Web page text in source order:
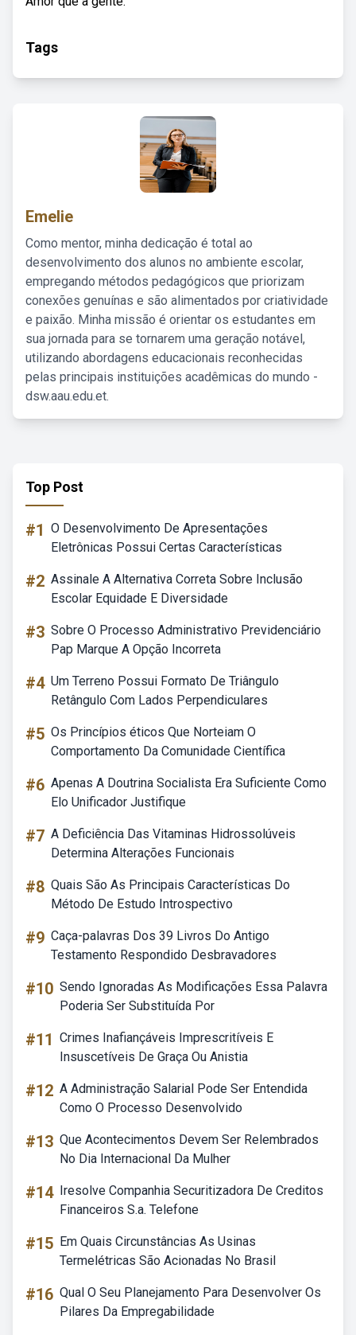
Tags
Emelie
Como mentor, minha dedicação é total ao
desenvolvimento dos alunos no ambiente escolar,
empregando métodos pedagógicos que priorizam
conexões genuínas e são alimentados por criatividade
e paixão. Minha missão é orientar os estudantes em
sua jornada para se tornarem uma geração notável,
utilizando abordagens educacionais reconhecidas
pelas principais instituições acadêmicas do mundo -
dsw.aau.edu.et.
Top Post
#1 O Desenvolvimento De Apresentações
Eletrônicas Possui Certas Características
#2 Assinale A Alternativa Correta Sobre Inclusão
Escolar Equidade E Diversidade
#3 Sobre O Processo Administrativo Previdenciário
Pap Marque A Opção Incorreta
#4 Um Terreno Possui Formato De Triângulo
Retângulo Com Lados Perpendiculares
#5 Os Princípios éticos Que Norteiam O
Comportamento Da Comunidade Científica
#6 Apenas A Doutrina Socialista Era Suficiente Como
Elo Unificador Justifique
#7 A Deficiência Das Vitaminas Hidrossolúveis
Determina Alterações Funcionais
#8 Quais São As Principais Características Do
Método De Estudo Introspectivo
#9 Caça-palavras Dos 39 Livros Do Antigo
Testamento Respondido Desbravadores
#10 Sendo Ignoradas As Modificações Essa Palavra
Poderia Ser Substituída Por
#11 Crimes Inafiançáveis Imprescritíveis E
Insuscetíveis De Graça Ou Anistia
#12 A Administração Salarial Pode Ser Entendida
Como O Processo Desenvolvido
#13 Que Acontecimentos Devem Ser Relembrados
No Dia Internacional Da Mulher
#14 Iresolve Companhia Securitizadora De Creditos
Financeiros S.a. Telefone
#15 Em Quais Circunstâncias As Usinas
Termelétricas São Acionadas No Brasil
#16 Qual O Seu Planejamento Para Desenvolver Os
Pilares Da Empregabilidade